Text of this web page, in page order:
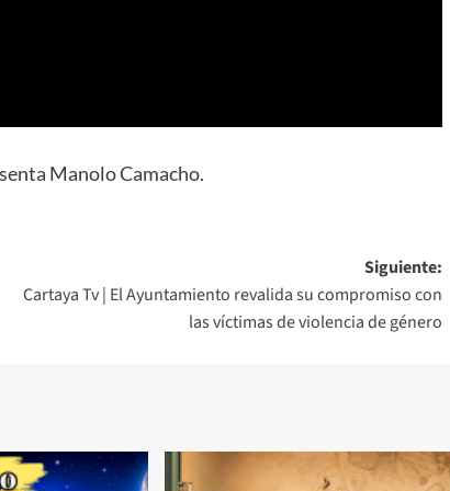
Manolo Camacho.
Siguiente:
Cartaya Tv | El Ayuntamiento revalida su compromiso con
las víctimas de violencia de género